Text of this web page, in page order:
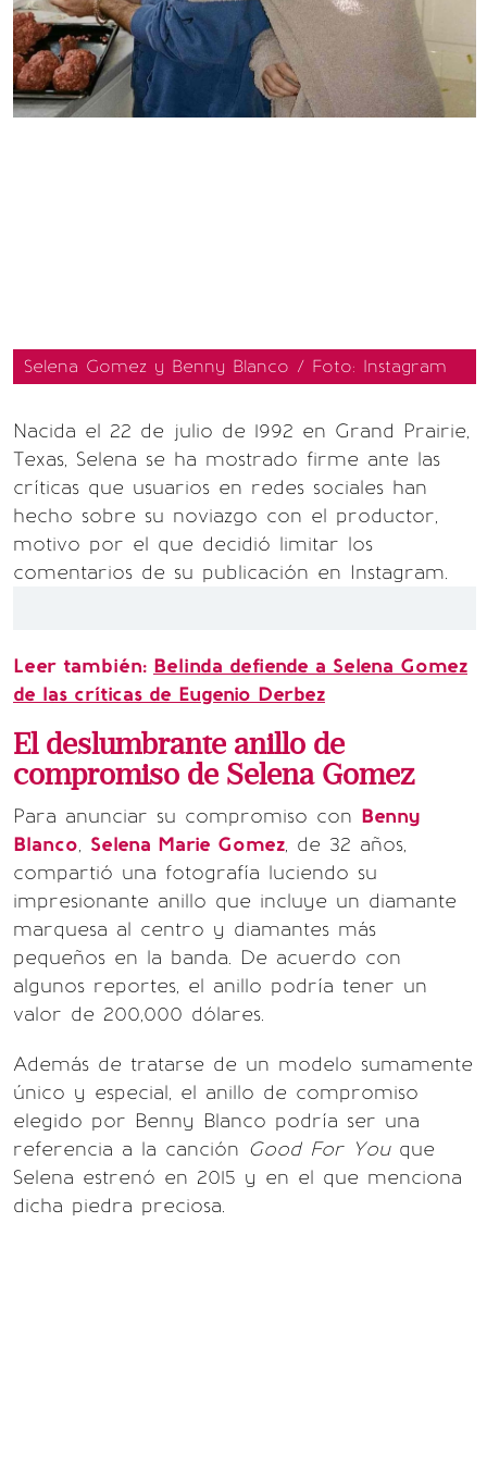
Selena Gomez y Benny Blanco / Foto: Instagram
Nacida el 22 de julio de 1992 en Grand Prairie,
Texas, Selena se ha mostrado firme ante las
críticas que usuarios en redes sociales han
hecho sobre su noviazgo con el productor,
motivo por el que decidió limitar los
comentarios de su publicación en Instagram.
Leer también: Belinda defiende a Selena Gomez
de las críticas de Eugenio Derbez
El deslumbrante anillo de
compromiso de Selena Gomez
Para anunciar su compromiso con Benny
Blanco, Selena Marie Gomez, de 32 años,
compartió una fotografía luciendo su
impresionante anillo que incluye un diamante
marquesa al centro y diamantes más
pequeños en la banda. De acuerdo con
algunos reportes, el anillo podría tener un
valor de 200,000 dólares.
Además de tratarse de un modelo sumamente
único y especial, el anillo de compromiso
elegido por Benny Blanco podría ser una
referencia a la canción Good For You que
Selena estrenó en 2015 y en el que menciona
dicha piedra preciosa.